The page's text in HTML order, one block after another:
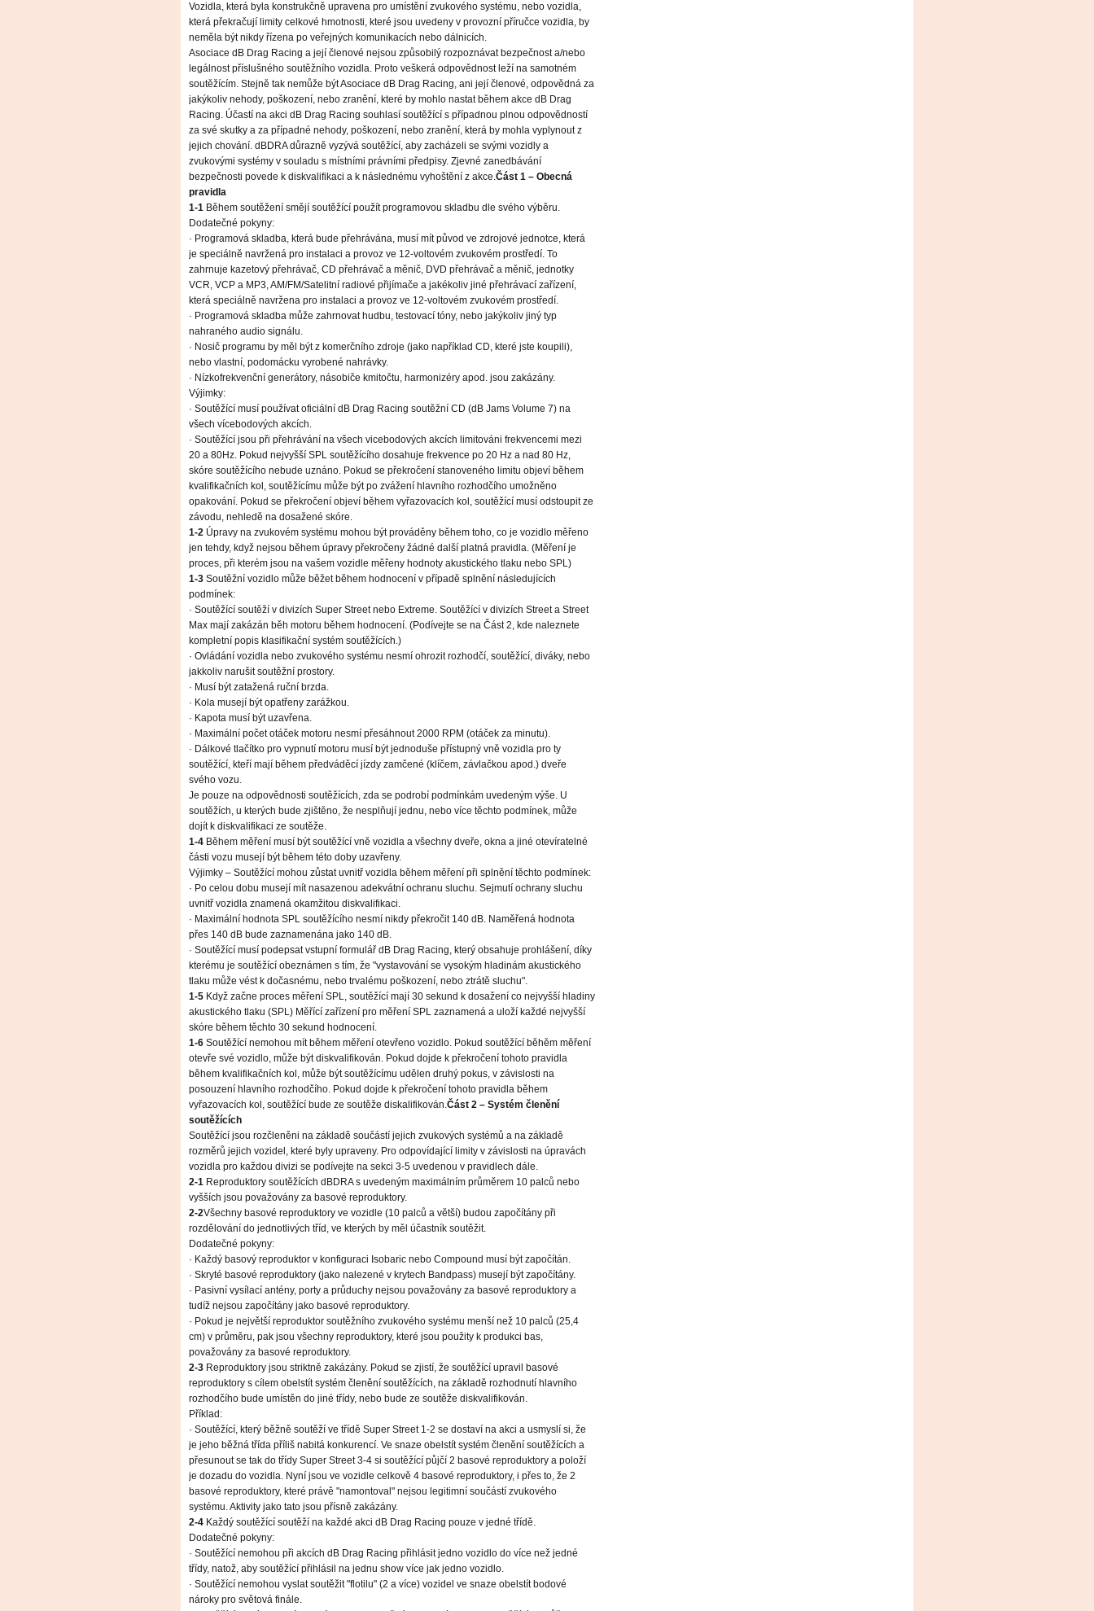
Vozidla, která byla konstrukčně upravena pro umístění zvukového systému, nebo vozidla,
která překračují limity celkové hmotnosti, které jsou uvedeny v provozní příručce vozidla, by
neměla být nikdy řízena po veřejných komunikacích nebo dálnicích.
Asociace dB Drag Racing a její členové nejsou způsobilý rozpoznávat bezpečnost a/nebo
legálnost příslušného soutěžního vozidla. Proto veškerá odpovědnost leží na samotném
soutěžícím. Stejně tak nemůže být Asociace dB Drag Racing, ani její členové, odpovědná za
jakýkoliv nehody, poškození, nebo zranění, které by mohlo nastat během akce dB Drag
Racing. Účastí na akci dB Drag Racing souhlasí soutěžící s případnou plnou odpovědností
za své skutky a za případné nehody, poškození, nebo zranění, která by mohla vyplynout z
jejich chování. dBDRA důrazně vyzývá soutěžící, aby zacházeli se svými vozidly a
zvukovými systémy v souladu s místními právními předpisy. Zjevné zanedbávání
bezpečnosti povede k diskvalifikaci a k následnému vyhoštění z akce.Část 1 – Obecná
pravidla
1-1 Během soutěžení smějí soutěžící použít programovou skladbu dle svého výběru.
Dodatečné pokyny:
· Programová skladba, která bude přehrávána, musí mít původ ve zdrojové jednotce, která
je speciálně navržená pro instalaci a provoz ve 12-voltovém zvukovém prostředí. To
zahrnuje kazetový přehrávač, CD přehrávač a měnič, DVD přehrávač a měnič, jednotky
VCR, VCP a MP3, AM/FM/Satelitní radiové přijímače a jakékoliv jiné přehrávací zařízení,
která speciálně navržena pro instalaci a provoz ve 12-voltovém zvukovém prostředí.
· Programová skladba může zahrnovat hudbu, testovací tóny, nebo jakýkoliv jiný typ
nahraného audio signálu.
· Nosič programu by měl být z komerčního zdroje (jako například CD, které jste koupili),
nebo vlastní, podomácku vyrobené nahrávky.
· Nízkofrekvenční generátory, násobiče kmitočtu, harmonizéry apod. jsou zakázány.
Výjimky:
· Soutěžící musí používat oficiální dB Drag Racing soutěžní CD (dB Jams Volume 7) na
všech vícebodových akcích.
· Soutěžící jsou při přehrávání na všech vicebodových akcích limitováni frekvencemi mezi
20 a 80Hz. Pokud nejvyšší SPL soutěžícího dosahuje frekvence po 20 Hz a nad 80 Hz,
skóre soutěžícího nebude uznáno. Pokud se překročení stanoveného limitu objeví během
kvalifikačních kol, soutěžícímu může být po zvážení hlavního rozhodčího umožněno
opakování. Pokud se překročení objeví během vyřazovacích kol, soutěžící musí odstoupit ze
závodu, nehledě na dosažené skóre.
1-2 Úpravy na zvukovém systému mohou být prováděny během toho, co je vozidlo měřeno
jen tehdy, když nejsou během úpravy překročeny žádné další platná pravidla. (Měření je
proces, při kterém jsou na vašem vozidle měřeny hodnoty akustického tlaku nebo SPL)
1-3 Soutěžní vozidlo může běžet během hodnocení v případě splnění následujících
podmínek:
· Soutěžící soutěží v divizích Super Street nebo Extreme. Soutěžící v divizích Street a Street
Max mají zakázán běh motoru během hodnocení. (Podívejte se na Část 2, kde naleznete
kompletní popis klasifikační systém soutěžících.)
· Ovládání vozidla nebo zvukového systému nesmí ohrozit rozhodčí, soutěžící, diváky, nebo
jakkoliv narušit soutěžní prostory.
· Musí být zatažená ruční brzda.
· Kola musejí být opatřeny zarážkou.
· Kapota musí být uzavřena.
· Maximální počet otáček motoru nesmí přesáhnout 2000 RPM (otáček za minutu).
· Dálkové tlačítko pro vypnutí motoru musí být jednoduše přístupný vně vozidla pro ty
soutěžící, kteří mají během předváděcí jízdy zamčené (klíčem, závlačkou apod.) dveře
svého vozu.
Je pouze na odpovědnosti soutěžících, zda se podrobí podmínkám uvedeným výše. U
soutěžích, u kterých bude zjištěno, že nesplňují jednu, nebo více těchto podmínek, může
dojít k diskvalifikaci ze soutěže.
1-4 Během měření musí být soutěžící vně vozidla a všechny dveře, okna a jiné otevíratelné
části vozu musejí být během této doby uzavřeny.
Výjimky – Soutěžící mohou zůstat uvnitř vozidla během měření při splnění těchto podmínek:
· Po celou dobu musejí mít nasazenou adekvátní ochranu sluchu. Sejmutí ochrany sluchu
uvnitř vozidla znamená okamžitou diskvalifikaci.
· Maximální hodnota SPL soutěžícího nesmí nikdy překročit 140 dB. Naměřená hodnota
přes 140 dB bude zaznamenána jako 140 dB.
· Soutěžící musí podepsat vstupní formulář dB Drag Racing, který obsahuje prohlášení, díky
kterému je soutěžící obeznámen s tím, že "vystavování se vysokým hladinám akustického
tlaku může vést k dočasnému, nebo trvalému poškození, nebo ztrátě sluchu".
1-5 Když začne proces měření SPL, soutěžící mají 30 sekund k dosažení co nejvyšší hladiny
akustického tlaku (SPL) Měřící zařízení pro měření SPL zaznamená a uloží každé nejvyšší
skóre během těchto 30 sekund hodnocení.
1-6 Soutěžící nemohou mít během měření otevřeno vozidlo. Pokud soutěžící běhěm měření
otevře své vozidlo, může být diskvalifikován. Pokud dojde k překročení tohoto pravidla
během kvalifikačních kol, může být soutěžícímu udělen druhý pokus, v závislosti na
posouzení hlavního rozhodčího. Pokud dojde k překročení tohoto pravidla během
vyřazovacích kol, soutěžící bude ze soutěže diskalifikován.Část 2 – Systém členění
soutěžících
Soutěžící jsou rozčleněni na základě součástí jejich zvukových systémů a na základě
rozměrů jejich vozidel, které byly upraveny. Pro odpovídající limity v závislosti na úpravách
vozidla pro každou divizi se podívejte na sekci 3-5 uvedenou v pravidlech dále.
2-1 Reproduktory soutěžících dBDRA s uvedeným maximálním průměrem 10 palců nebo
vyšších jsou považovány za basové reproduktory.
2-2Všechny basové reproduktory ve vozidle (10 palců a větší) budou započítány při
rozdělování do jednotlivých tříd, ve kterých by měl účastník soutěžit.
Dodatečné pokyny:
· Každý basový reproduktor v konfiguraci Isobaric nebo Compound musí být započítán.
· Skryté basové reproduktory (jako nalezené v krytech Bandpass) musejí být započítány.
· Pasivní vysílací antény, porty a průduchy nejsou považovány za basové reproduktory a
tudíž nejsou započítány jako basové reproduktory.
· Pokud je největší reproduktor soutěžního zvukového systému menší než 10 palců (25,4
cm) v průměru, pak jsou všechny reproduktory, které jsou použity k produkci bas,
považovány za basové reproduktory.
2-3 Reproduktory jsou striktně zakázány. Pokud se zjistí, že soutěžící upravil basové
reproduktory s cílem obelstít systém členění soutěžících, na základě rozhodnutí hlavního
rozhodčího bude umístěn do jiné třídy, nebo bude ze soutěže diskvalifikován.
Příklad:
· Soutěžící, který běžně soutěží ve třídě Super Street 1-2 se dostaví na akci a usmyslí si, že
je jeho běžná třída příliš nabitá konkurencí. Ve snaze obelstít systém členění soutěžících a
přesunout se tak do třídy Super Street 3-4 si soutěžící půjčí 2 basové reproduktory a položí
je dozadu do vozidla. Nyní jsou ve vozidle celkově 4 basové reproduktory, i přes to, že 2
basové reproduktory, které právě "namontoval" nejsou legitimní součástí zvukového
systému. Aktivity jako tato jsou přísně zakázány.
2-4 Každý soutěžící soutěží na každé akci dB Drag Racing pouze v jedné třídě.
Dodatečné pokyny:
· Soutěžící nemohou při akcích dB Drag Racing přihlásit jedno vozidlo do více než jedné
třídy, natož, aby soutěžící přihlásil na jednu show více jak jedno vozidlo.
· Soutěžící nemohou vyslat soutěžit "flotilu" (2 a více) vozidel ve snaze obelstít bodové
nároky pro světová finále.